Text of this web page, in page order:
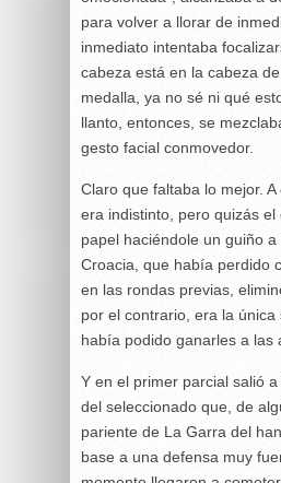
para volver a llorar de
inmediato intentaba
cabeza está en la cabeza
medalla, ya no sé ni qué
llanto, entonces, se
gesto facial conmovedor.
Claro que faltaba lo mejor.
era indistinto, pero quizás el
papel haciéndole un guiño
Croacia, que había perdido
en las rondas previas,
por el contrario, era la única
había podido ganarles a las
Y en el primer parcial salió
del seleccionado que, de
pariente de La Garra del
base a una defensa muy